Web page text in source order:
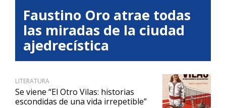
Faustino Oro atrae todas
las miradas de la ciudad
ajedrecística
LITERATURA
Se viene “El Otro Vilas: historias
escondidas de una vida irrepetible”